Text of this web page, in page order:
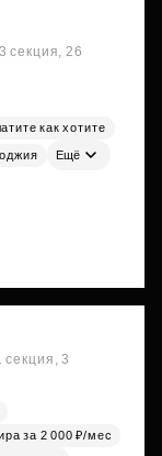
секция, 26
как хотите
Ещё
3
за 2 000 ₽/мес